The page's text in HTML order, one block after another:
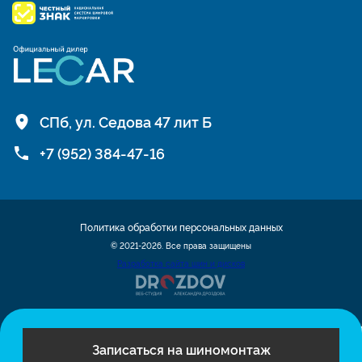
Записаться на шиномонтаж
СПб, ул. Седова 47 лит Б
+7 (952) 384-47-16
© 2021-2026. Все права защищены
Разработка сайта шин и дисков
Политика обработки персональных данных